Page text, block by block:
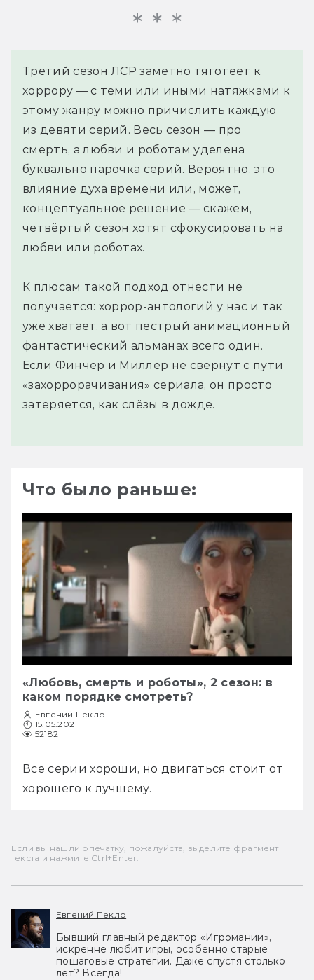
Третий сезон ЛСР заметно тяготеет к
хоррору — с теми или иными натяжками к
этому жанру можно причислить каждую
из девяти серий. Весь сезон — про
смерть, а любви и роботам уделена
буквально парочка серий. Вероятно, это
влияние духа времени или, может,
концептуальное решение — скажем,
четвёртый сезон хотят сфокусировать на
любви или роботах.
К плюсам такой подход отнести не
получается: хоррор-антологий у нас и так
уже хватает, а вот пёстрый анимационный
фантастический альманах всего один.
Если Финчер и Миллер не свернут с пути
«захоррорачивания» сериала, он просто
затеряется, как слёзы в дожде.
Что было раньше:
«Любовь, смерть и роботы», 2 сезон: в
каком порядке смотреть?
Евгений Пекло
15.05.2021
52182
Все серии хороши, но двигаться стоит от
хорошего к лучшему.
Если вы нашли опечатку, пожалуйста, выделите фрагмент
текста и нажмите Ctrl+Enter.
Евгений Пекло
Бывший главный редактор «Игромании»,
искренне любит игры, особенно старые
пошаговые стратегии. Даже спустя столько
лет? Всегда!